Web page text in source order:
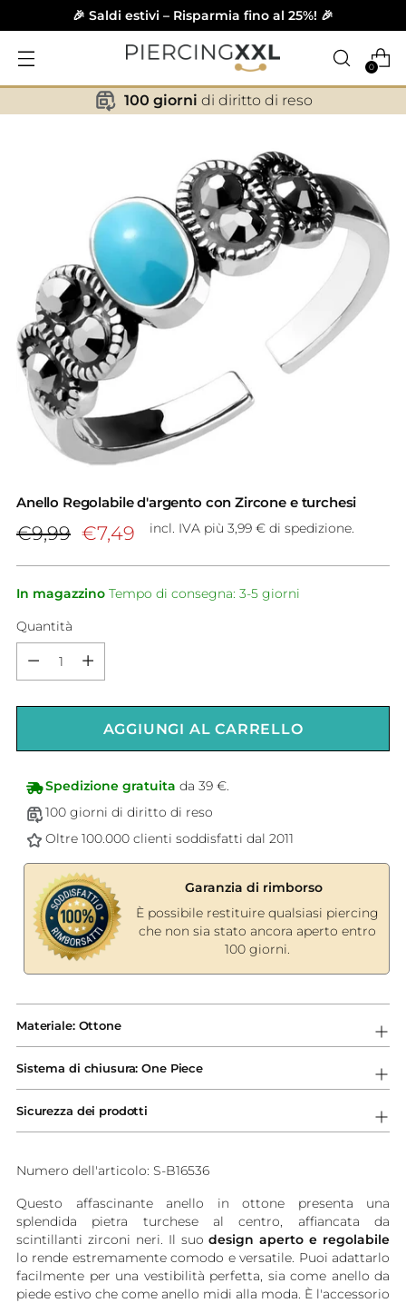
🎉 Saldi estivi – Risparmia fino al 25%! 🎉
0
✕
100 giorni di diritto di reso
Anello Regolabile d'argento con Zircone e turchesi
Prezzo
listino
€9,99 €7,49 incl. IVA più 3,99 € di spedizione.
In magazzino Tempo di consegna: 3-5 giorni
Quantità
AGGIUNGI AL CARRELLO
Spedizione gratuita da 39 €.
100 giorni di diritto di reso
Oltre 100.000 clienti soddisfatti dal 2011
Garanzia di rimborso
È possibile restituire qualsiasi piercing
che non sia stato ancora aperto entro
100 giorni.
prodotto
al
carrello...
Materiale: Ottone
Sistema di chiusura: One Piece
Sicurezza dei prodotti
Numero dell'articolo: S-B16536
Questo affascinante anello in ottone presenta una
splendida pietra turchese al centro, affiancata da
scintillanti zirconi neri. Il suodesign aperto e regolabile
lo rende estremamente comodo e versatile. Puoi adattarlo
facilmente per una vestibilità perfetta, sia come anello da
piede estivo che come anello midi alla moda. È l'accessorio